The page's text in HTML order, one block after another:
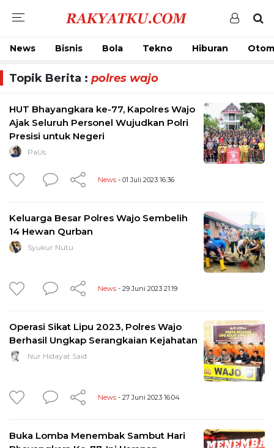
News Bisnis Bola Tekno Hiburan
Topik Berita : polres wajo
HUT Bhayangkara ke-77, Kapolres Wajo
Ajak Seluruh Personel Wujudkan Polri
Presisi untuk Negeri
PaUs
News - 01 Juli 2023 16:36
Keluarga Besar Polres Wajo Sembelih
14 Hewan Qurban
Syukur Nutu
News - 29 Juni 2023 21:19
Operasi Sikat Lipu 2023, Polres Wajo
Berhasil Ungkap Serangkaian Kejahatan
Nur Hidayat Said
News - 27 Juni 2023 16:04
Buka Lomba Menembak Sambut Hari